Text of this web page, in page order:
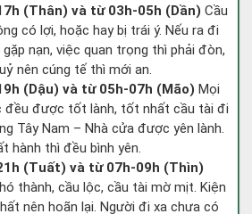
(Thân) và từ 03h-05h (Dần) Cầu
có lợi, hoặc hay bị trái ý. Nếu ra đi
nạn, việc quan trọng thì phải đòn,
nên cúng tế thì mới an.
(Dậu) và từ 05h-07h (Mão) Mọi
đều được tốt lành, tốt nhất cầu tài đi
Tây Nam – Nhà cửa được yên lành.
hành thì đều bình yên.
(Tuất) và từ 07h-09h (Thìn)
thành, cầu lộc, cầu tài mờ mịt. Kiện
nên hoãn lại. Người đi xa chưa có